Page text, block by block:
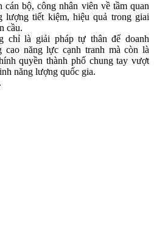
bộ, công nhân viên về tầm quan
lượng tiết kiệm, hiệu quả trong giai
cầu.
chỉ là giải pháp tự thân để doanh
cao năng lực cạnh tranh mà còn là
quyền thành phố chung tay vượt
năng lượng quốc gia.
.